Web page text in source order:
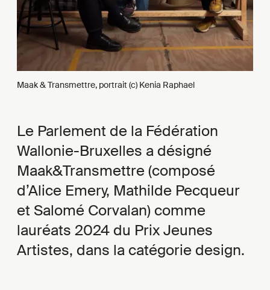
Maak & Transmettre, portrait (c) Kenia Raphael
Le Parlement de la Fédération
Wallonie-Bruxelles a désigné
Maak&Transmettre (composé
d’Alice Emery, Mathilde Pecqueur
et Salomé Corvalan) comme
lauréats 2024 du Prix Jeunes
Artistes, dans la catégorie design.